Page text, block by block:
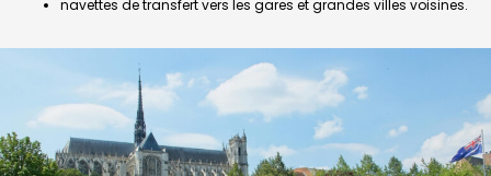
navettes de transfert vers les gares et grandes villes voisines.